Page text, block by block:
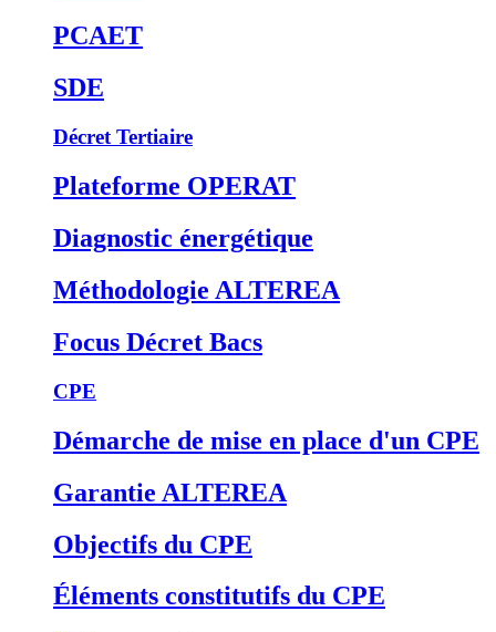
PCAET
SDE
Décret Tertiaire
Plateforme OPERAT
Diagnostic énergétique
Méthodologie ALTEREA
Focus Décret Bacs
CPE
Démarche de mise en place d'un CPE
Garantie ALTEREA
Objectifs du CPE
Éléments constitutifs du CPE